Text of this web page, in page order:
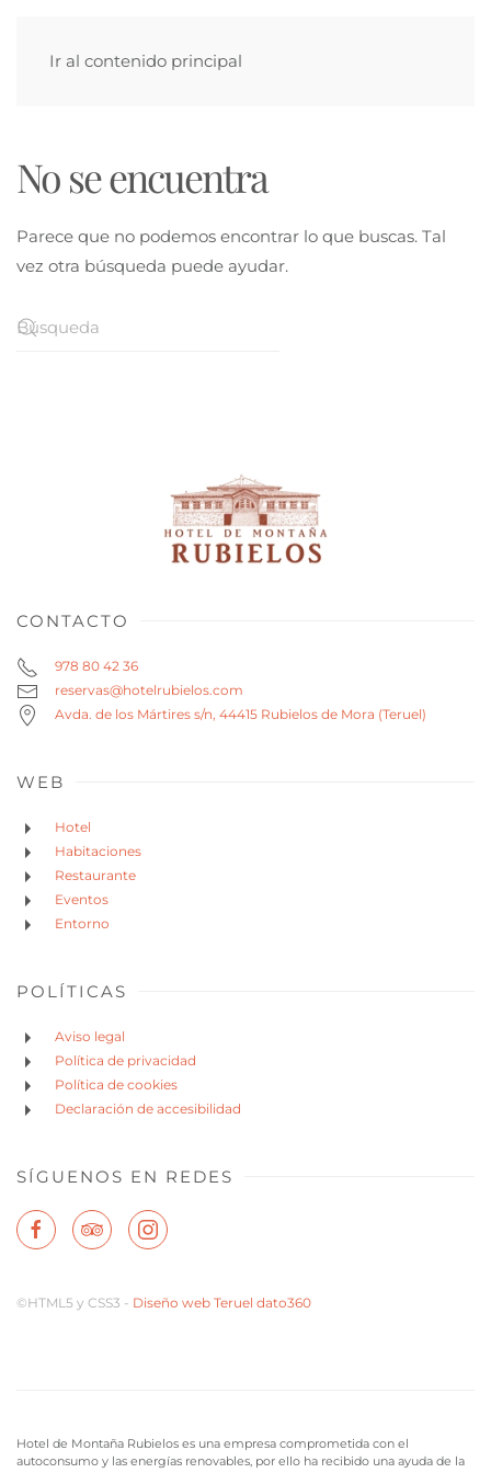
Ir al contenido principal
No se encuentra
Parece que no podemos encontrar lo que buscas. Tal
vez otra búsqueda puede ayudar.
CONTACTO
978 80 42 36
reservas@hotelrubielos.com
Avda. de los Mártires s/n, 44415 Rubielos de Mora (Teruel)
WEB
Hotel
Habitaciones
Restaurante
Eventos
Entorno
POLÍTICAS
Aviso legal
Política de privacidad
Política de cookies
Declaración de accesibilidad
SÍGUENOS EN REDES
©HTML5 y CSS3 - Diseño web Teruel dato360
Hotel de Montaña Rubielos es una empresa comprometida con el
autoconsumo y las energías renovables, por ello ha recibido una ayuda de la